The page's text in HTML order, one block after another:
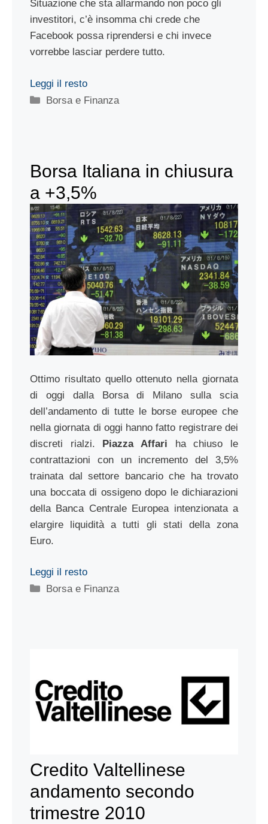
Situazione che sta allarmando non poco gli
investitori, c’è insomma chi crede che
Facebook possa riprendersi e chi invece
vorrebbe lasciar perdere tutto.
Leggi il resto
Categorie
Borsa e Finanza
Borsa Italiana in chiusura
a +3,5%
Ottimo risultato quello ottenuto nella giornata
di oggi dalla Borsa di Milano sulla scia
dell’andamento di tutte le borse europee che
nella giornata di oggi hanno fatto registrare dei
discreti rialzi. Piazza Affari ha chiuso le
contrattazioni con un incremento del 3,5%
trainata dal settore bancario che ha trovato
una boccata di ossigeno dopo le dichiarazioni
della Banca Centrale Europea intenzionata a
elargire liquidità a tutti gli stati della zona
Euro.
Leggi il resto
Categorie
Borsa e Finanza
Credito Valtellinese
andamento secondo
trimestre 2010